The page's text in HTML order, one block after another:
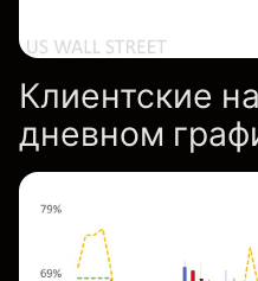
Клиентские
дневном